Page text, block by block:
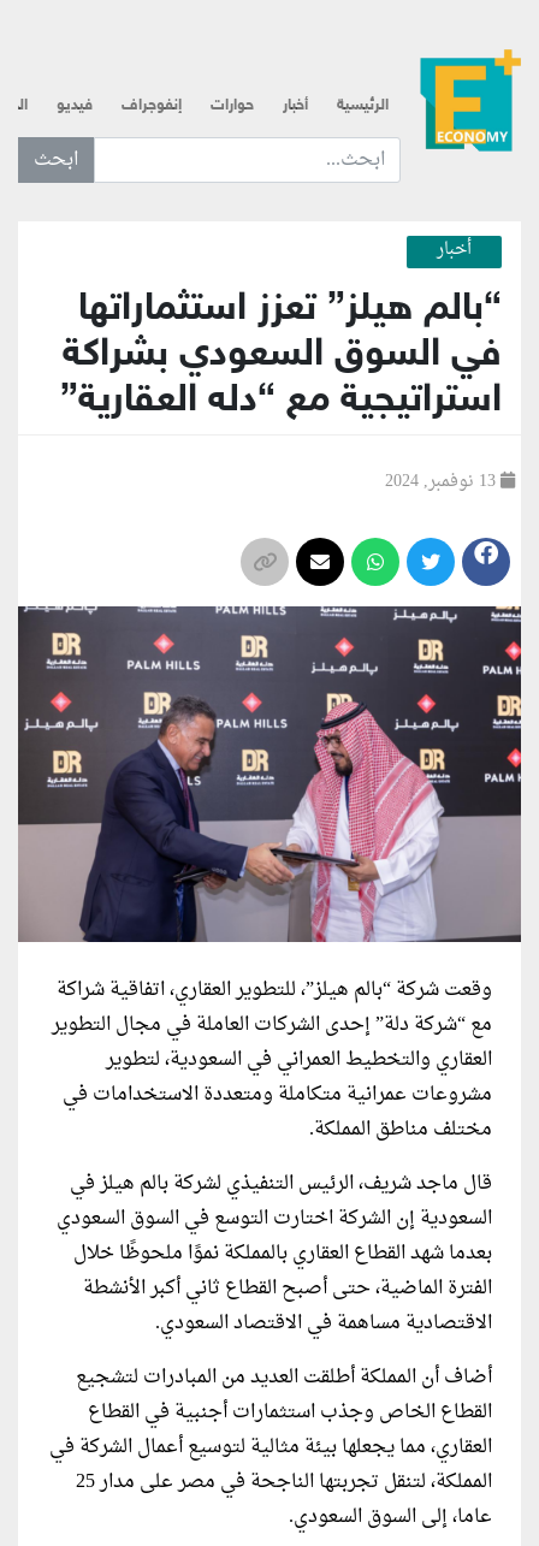
الرئيسية أخبار حوارات إنفوجراف فيديو
ابحث عن... :
أخبار
“بالم هيلز” تعزز استثماراتها
في السوق السعودي بشراكة
استراتيجية مع “دله العقارية”
وقعت شركة “بالم هيلز”، للتطوير العقاري، اتفاقية شراكة
مع “شركة دلة” إحدى الشركات العاملة في مجال التطوير
العقاري والتخطيط العمراني في السعودية، لتطوير
مشروعات عمرانية متكاملة ومتعددة الاستخدامات في
مختلف مناطق المملكة.
قال ماجد شريف، الرئيس التنفيذي لشركة بالم هيلز في
السعودية إن الشركة اختارت التوسع في السوق السعودي
بعدما شهد القطاع العقاري بالمملكة نموًا ملحوظًا خلال
الفترة الماضية، حتى أصبح القطاع ثاني أكبر الأنشطة
الاقتصادية مساهمة في الاقتصاد السعودي.
أضاف أن المملكة أطلقت العديد من المبادرات لتشجيع
القطاع الخاص وجذب استثمارات أجنبية في القطاع
العقاري، مما يجعلها بيئة مثالية لتوسيع أعمال الشركة في
المملكة، لتنقل تجربتها الناجحة في مصر على مدار 25
عاما، إلى السوق السعودي.